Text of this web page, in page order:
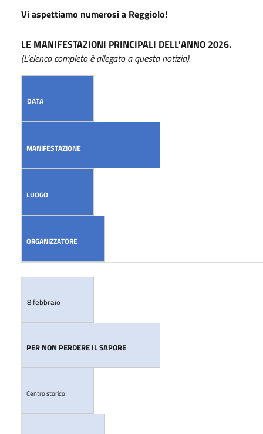
Vi aspettiamo numerosi a Reggiolo!
LE MANIFESTAZIONI PRINCIPALI DELL'ANNO 2026.
(L’elenco completo è allegato a questa notizia).
DATA
MANIFESTAZIONE
LUOGO
ORGANIZZATORE
8 febbraio
PER NON PERDERE IL SAPORE
Centro storico